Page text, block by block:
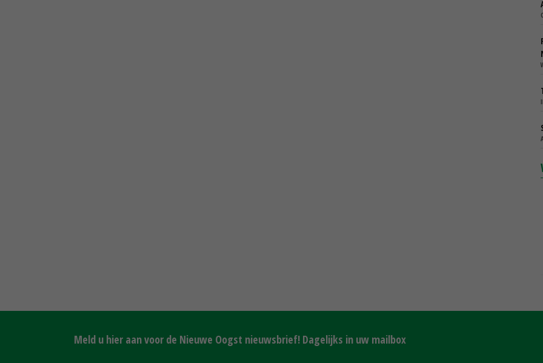
Meld u hier aan voor de Nieuwe Oogst nieuwsbrief! Dagelijks in uw mailbox